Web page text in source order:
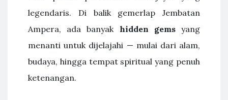
legendaris. Di balik gemerlap Jembatan
Ampera, ada banyak hidden gemsyang
menanti untuk dijelajahi — mulai dari alam,
budaya, hingga tempat spiritual yang penuh
ketenangan.